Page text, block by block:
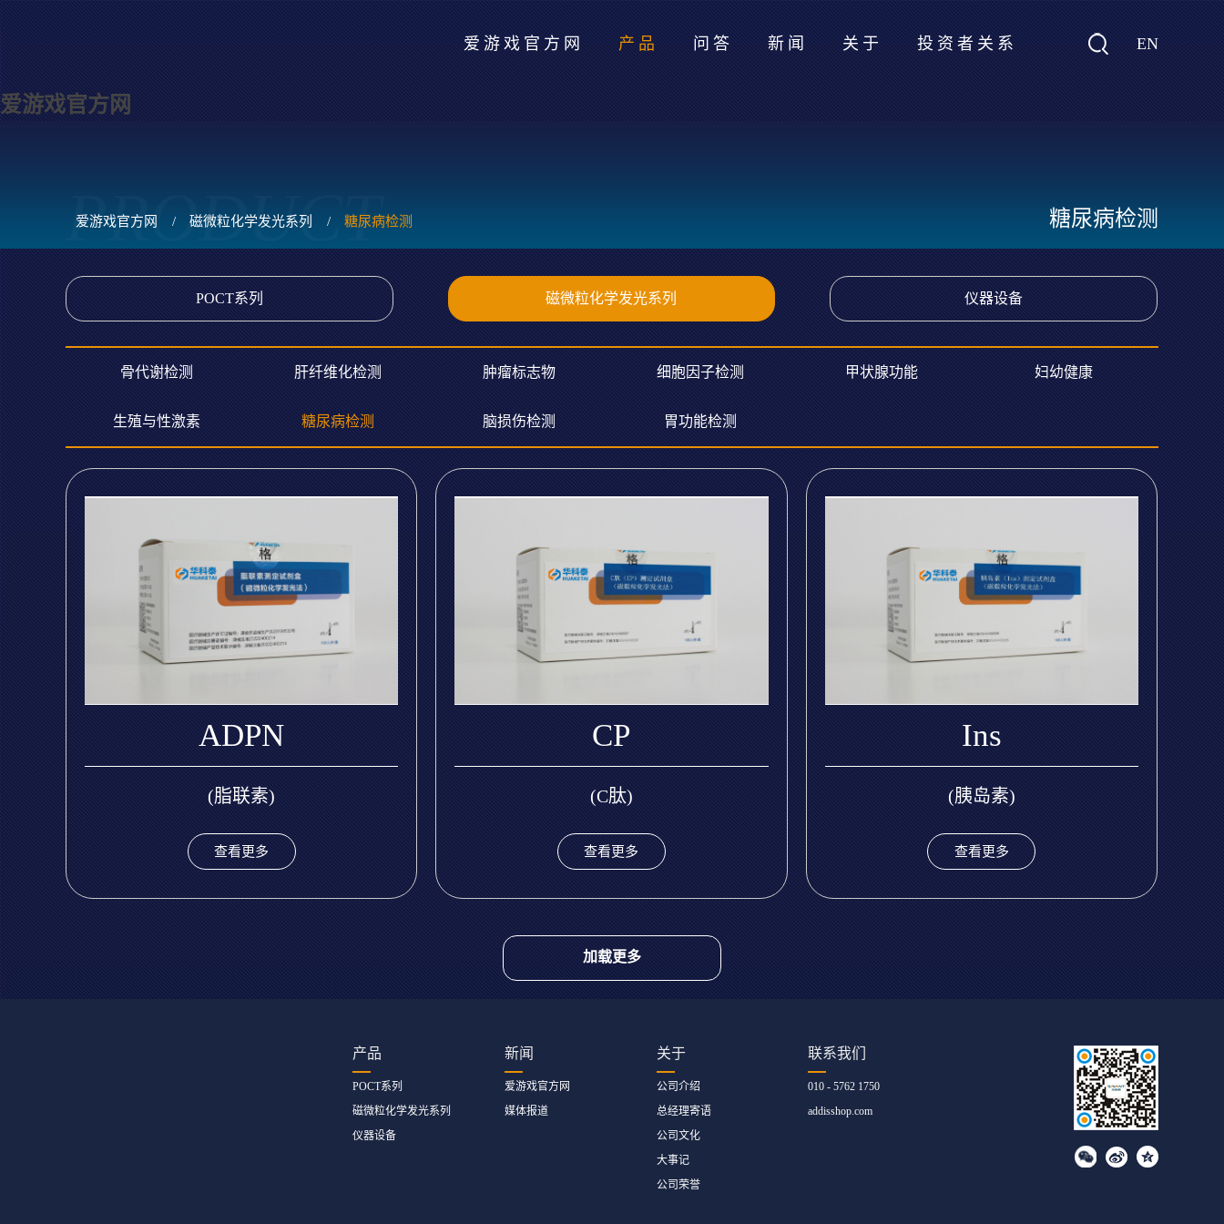
爱游戏官方网
EN
爱游戏官方网 产品 问答 新闻 关于 投资者关系
糖尿病检测
PRODUCT
爱游戏官方网 / 磁微粒化学发光系列 / 糖尿病检测
POCT系列 磁微粒化学发光系列 仪器设备
骨代谢检测 肝纤维化检测 肿瘤标志物 细胞因子检测 甲状腺功能 妇幼健康
生殖与性激素 糖尿病检测 脑损伤检测 胃功能检测
ADPN
(脂联素)
查看更多
CP
(C肽)
查看更多
Ins
(胰岛素)
查看更多
加载更多
产品
POCT系列
磁微粒化学发光系列
仪器设备
新闻
爱游戏官方网
媒体报道
关于
公司介绍
总经理寄语
公司文化
大事记
公司荣誉
联系我们
010 - 5762 1750
addisshop.com